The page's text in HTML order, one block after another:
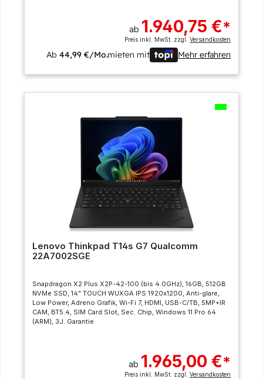
ab 1.940,75 €*
Preis inkl. MwSt. zzgl.Versandkosten
Ab44,99 €/Mo.mieten mit Mehr erfahren
Lenovo Thinkpad T14s G7 Qualcomm
22A7002SGE
Snapdragon X2 Plus X2P-42-100 (bis 4.0GHz), 16GB, 512GB
NVMe SSD, 14" TOUCH WUXGA IPS 1920x1200, Anti-glare,
Low Power, Adreno Grafik, Wi-Fi 7, HDMI, USB-C/TB, 5MP+IR
CAM, BT5.4, SIM Card Slot, Sec. Chip, Windows 11 Pro 64
(ARM), 3J. Garantie
ab 1.965,00 €*
Preis inkl. MwSt. zzgl.Versandkosten